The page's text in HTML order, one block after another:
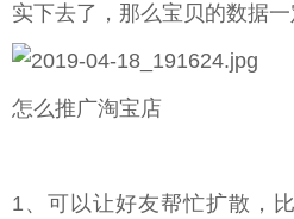
实下去了，那么宝贝的数据一
怎么推广淘宝店
1、可以让好友帮忙扩散，